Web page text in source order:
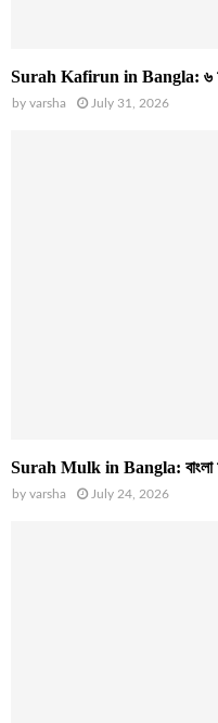
Surah Kafirun in Bangla: ৬
by varsha July 31, 2026
Surah Mulk in Bangla: বাংলা
by varsha July 24, 2026